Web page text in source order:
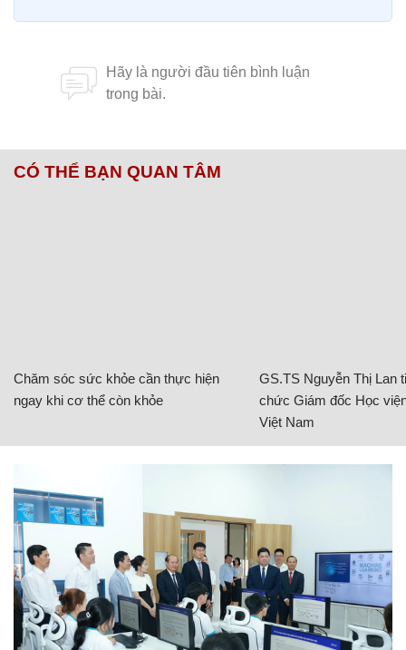
CÓ THỂ BẠN QUAN TÂM
Chăm sóc sức khỏe cần thực hiện
ngay khi cơ thể còn khỏe
GS.TS Nguyễn Thị Lan
chức Giám đốc Học
Việt Nam